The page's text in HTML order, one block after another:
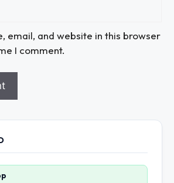
email, and website in this browser
I comment.